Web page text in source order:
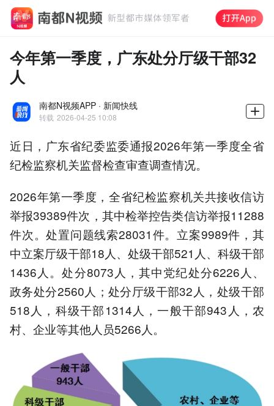
今年第一季度，广东处分厅级干部32
人
南都N视频APP · 新闻快线
转载 2026-04-25 10:08
近日，广东省纪委监委通报2026年第一季度全省
纪检监察机关监督检查审查调查情况。
2026年第一季度，全省纪检监察机关共接收信访
举报39389件次，其中检举控告类信访举报11288
件次。处置问题线索28031件。立案9989件，其
中立案厅级干部18人、处级干部521人、科级干部
1436人。处分8073人，其中党纪处分6226人、
政务处分2560人；处分厅级干部32人，处级干部
518人，科级干部1314人，一般干部943人，农
村、企业等其他人员5266人。